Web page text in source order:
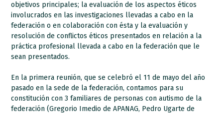
objetivos principales; la evaluación de los aspectos éticos
involucrados en las investigaciones llevadas a cabo en la
federación o en colaboración con ésta y la evaluación y
resolución de conflictos éticos presentados en relación a la
práctica profesional llevada a cabo en la federación que le
sean presentados.
En la primera reunión, que se celebró el 11 de mayo del año
pasado en la sede de la federación, contamos para su
constitución con 3 familiares de personas con autismo de la
federación (Gregorio Imedio de APANAG, Pedro Ugarte de